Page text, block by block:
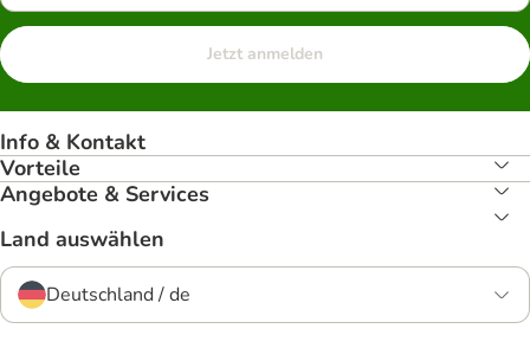
Jetzt anmelden
Info & Kontakt
Vorteile
Angebote & Services
Land auswählen
Deutschland / de